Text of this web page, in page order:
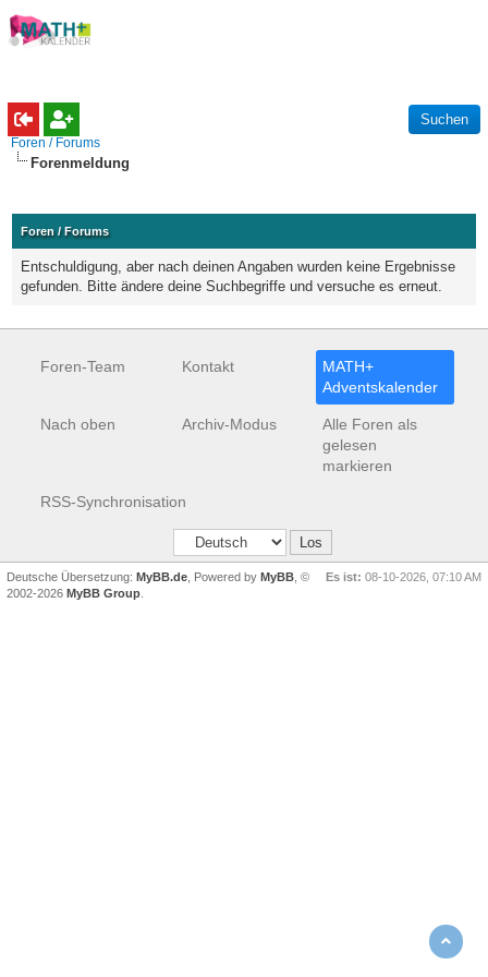
Foren / Forums
Forenmeldung
Foren / Forums
Entschuldigung, aber nach deinen Angaben wurden keine Ergebnisse
gefunden. Bitte ändere deine Suchbegriffe und versuche es erneut.
Foren-Team Kontakt
MATH+
Adventskalender
Nach oben Archiv-Modus
Alle Foren als
gelesen
markieren
RSS-Synchronisation
Es ist: 08-10-2026, 07:10 AM
Deutsche Übersetzung: MyBB.de , Powered by MyBB , ©
2002-2026 MyBB Group